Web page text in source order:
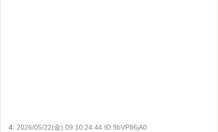
4: 2026/05/22(金) 09:10:24.44 ID:9bVP86jA0